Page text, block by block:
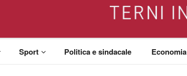
Sport Politica e sindacale Economia